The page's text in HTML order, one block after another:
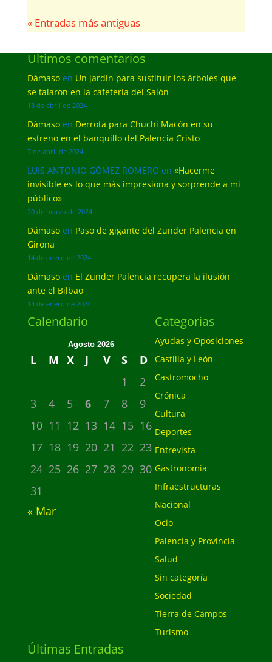
« Entradas más antiguas
Últimos comentarios
Dámasoen Un jardín para sustituir los árboles que
se talaron en la cafetería del Salón
13 de abril de 2024
Dámasoen Derrota para Chuchi Macón en su
estreno en el banquillo del Palencia Cristo
7 de abril de 2024
LUIS ANTONIO GÓMEZ ROMERO en «Hacerme
invisible es lo que más impresiona y sorprende a mi
público»
20 de marzo de 2024
Dámasoen Paso de gigante del Zunder Palencia en
Girona
14 de enero de 2024
Dámasoen El Zunder Palencia recupera la ilusión
ante el Bilbao
14 de enero de 2024
Calendario
Agosto 2026
L M X J V S
D
1
2
3
4 5 6 7 8
9
10 11 12 13 14 15 16
17 18 19 20 21 22 23
24 25 26 27 28 29 30
31
« Mar
Categorias
Ayudas y Oposiciones
Castilla y León
Castromocho
Crónica
Cultura
Deportes
Entrevista
Gastronomía
Infraestructuras
Nacional
Ocio
Palencia y Provincia
Salud
Sin categoría
Sociedad
Tierra de Campos
Turismo
Últimas Entradas